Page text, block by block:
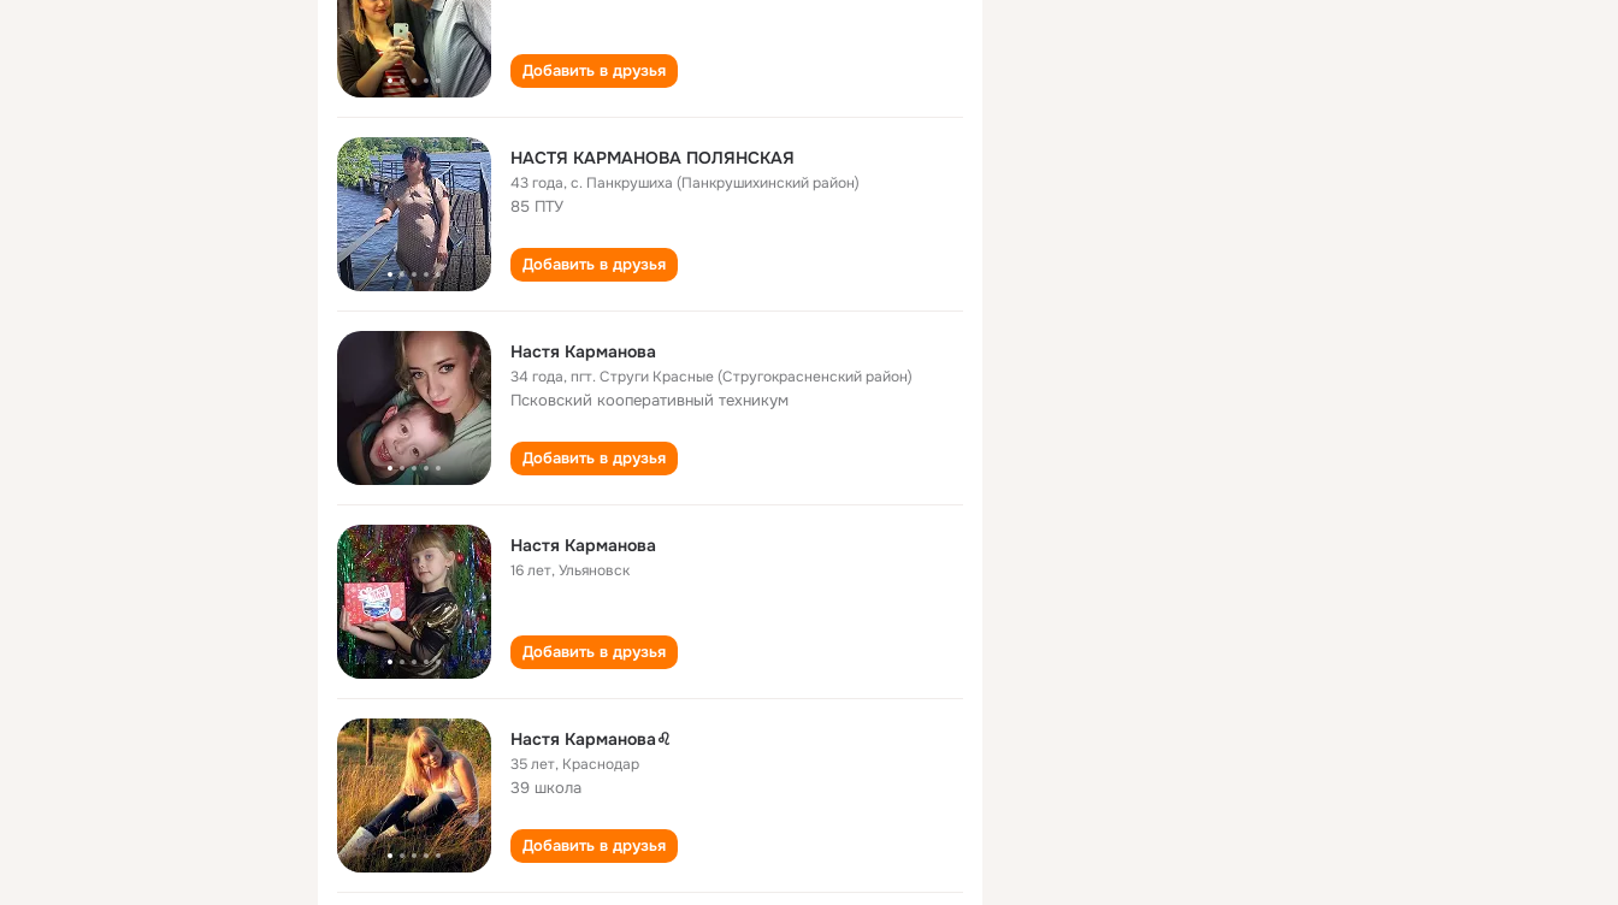
Добавить в друзья
НАСТЯ КАРМАНОВА ПОЛЯНСКАЯ
43 года,с. Панкрушиха (Панкрушихинский район)
85 ПТУ
Добавить в друзья
Настя Карманова
34 года,пгт. Струги Красные (Стругокрасненский район)
Псковский кооперативный техникум
Добавить в друзья
Настя Карманова
16 лет,Ульяновск
Добавить в друзья
Настя Карманова♌
35 лет, Краснодар
39 школа
Добавить в друзья